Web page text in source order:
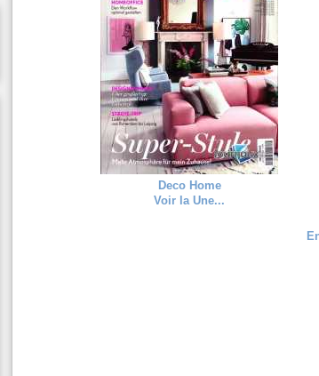
Deco Home
Voir la Une...